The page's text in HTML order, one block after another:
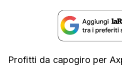
Profitti da capogiro per